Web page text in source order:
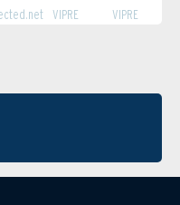
VIPRE
VIPRE